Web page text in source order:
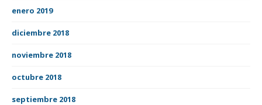
enero 2019
diciembre 2018
noviembre 2018
octubre 2018
septiembre 2018